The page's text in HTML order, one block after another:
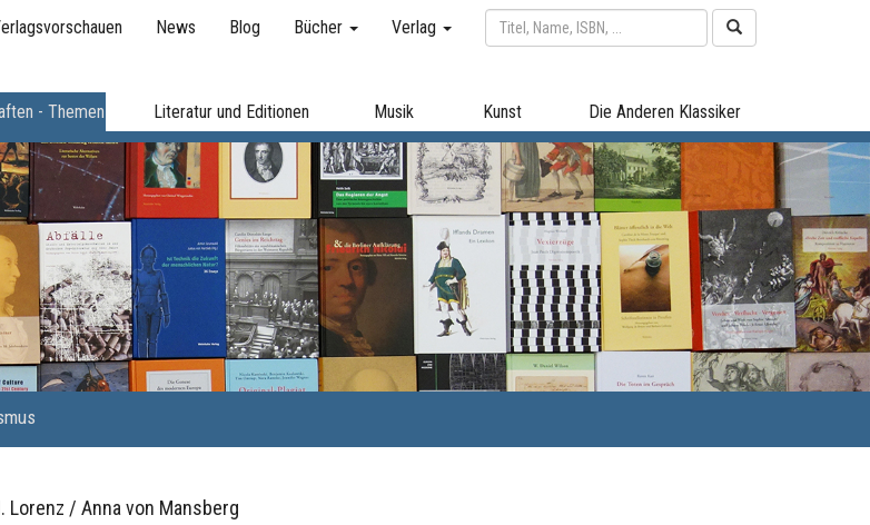
News Blog Bücher Verlag
- Themen Literatur und Editionen Musik Kunst Die Anderen Klassiker
Lorenz / Anna von Mansberg